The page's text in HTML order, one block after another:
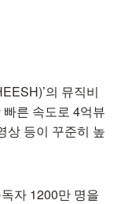
의 뮤직비
른 속도로 4억뷰
상 등이 꾸준히 높
자 1200만 명을